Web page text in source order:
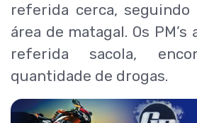
referida cerca,
área de matagal. Os
referida sacola,
quantidade de drogas.